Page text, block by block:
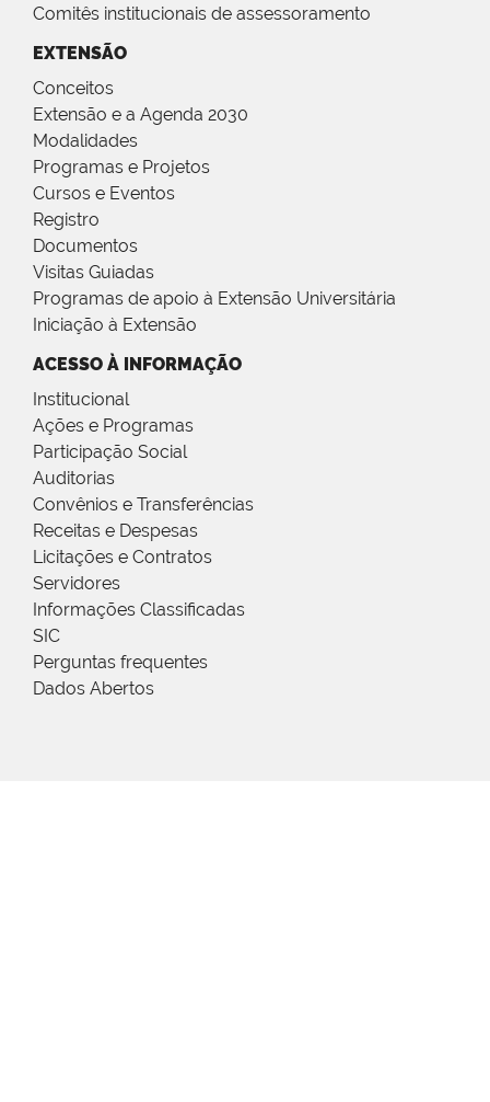
Comitês institucionais de assessoramento
EXTENSÃO
Conceitos
Extensão e a Agenda 2030
Modalidades
Programas e Projetos
Cursos e Eventos
Registro
Documentos
Visitas Guiadas
Programas de apoio à Extensão Universitária
Iniciação à Extensão
ACESSO À INFORMAÇÃO
Institucional
Ações e Programas
Participação Social
Auditorias
Convênios e Transferências
Receitas e Despesas
Licitações e Contratos
Servidores
Informações Classificadas
SIC
Perguntas frequentes
Dados Abertos